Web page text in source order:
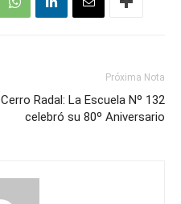
Próxima Nota
Cerro Radal: La Escuela Nº 132
celebró su 80º Aniversario